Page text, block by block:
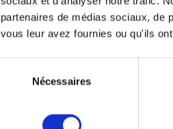
partenaires de médias sociaux, de
vous leur avez fournies ou qu'ils
Nécessaires